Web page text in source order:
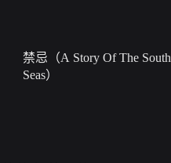
禁忌（A Story Of The South
Seas）